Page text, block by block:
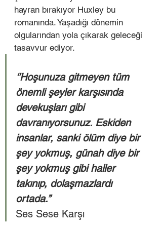
hayran bırakıyor Huxley bu
romanında. Yaşadığı dönemin
olgularından yola çıkarak geleceği
tasavvur ediyor.
‘’Hoşunuza gitmeyen tüm
önemli şeyler karşısında
devekuşları gibi
davranıyorsunuz. Eskiden
insanlar, sanki ölüm diye bir
şey yokmuş, günah diye bir
şey yokmuş gibi haller
takınıp, dolaşmazlardı
ortada.’’
Ses Sese Karşı